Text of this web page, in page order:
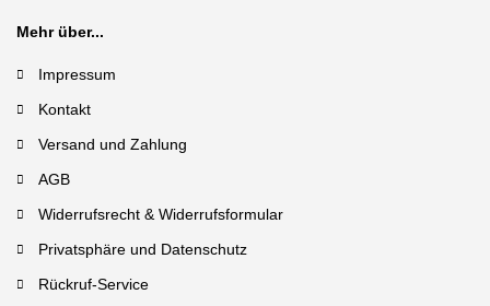
Mehr über...
Impressum
Kontakt
Versand und Zahlung
AGB
Widerrufsrecht & Widerrufsformular
Privatsphäre und Datenschutz
Rückruf-Service